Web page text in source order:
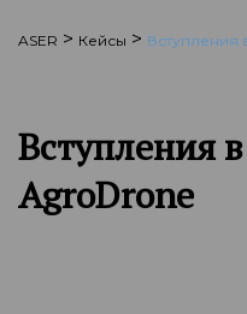
ASER > Кейсы > Вступления
Вступления
AgroDrone